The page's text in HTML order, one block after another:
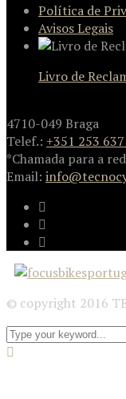
Política de
Avisos Legais
Livro de
4710-049 Braga
Telef.: +351 253
*Chamada para a
Email:
© copyright 2016